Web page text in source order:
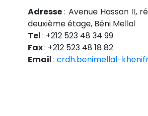
Adresse: Avenue Hassan II,
deuxième étage, Béni Mellal
Tel: +212 523 48 34 99
Fax: +212 523 48 18 82
Email: crdh.benimellal-